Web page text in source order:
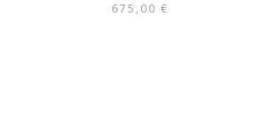
675,00 €